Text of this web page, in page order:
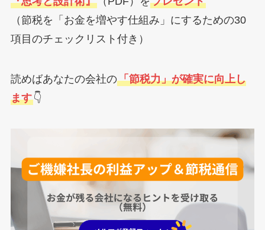
（節税を「お金を増やす仕組み」にするための30
項目のチェックリスト付き）
読めばあなたの会社の「節税力」が確実に向上し
ます👇